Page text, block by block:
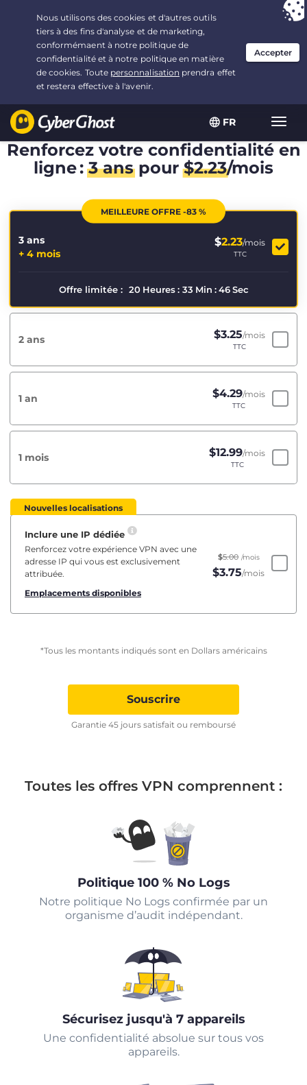
FR
Vous avez opté pour :L'offre la plus avantageuse
3.3333333333333 ans à $2.23/mois
Renforcez votre confidentialité en
ligne :3 anspour$2.23/mois
MEILLEURE OFFRE -83 %
3 ans
+ 4 mois
$2.23/mois
TTC
Offre limitée : 20 Heures : 33 Min : 45 Sec
2 ans $3.25/mois
TTC
1 an $4.29/mois
TTC
1 mois $12.99/mois
TTC
Nouvelles localisations
Inclure une IP dédiée
Renforcez votre expérience VPN avec une
adresse IP qui vous est exclusivement
attribuée.
Emplacements disponibles
$5.00 /mois
$3.75/mois
*Tous les montants indiqués sont en Dollars américains
Souscrire
Garantie 45 jours satisfait ou remboursé
Toutes les offres VPN comprennent :
Politique 100 % No Logs
Notre politique No Logs confirmée par un
organisme d’audit indépendant.
Sécurisez jusqu'à 7 appareils
Une confidentialité absolue sur tous vos
appareils.